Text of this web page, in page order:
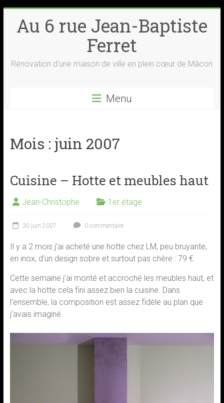
content
Au 6 rue Jean-Baptiste
Ferret
Rénovation d'une maison de ville en plein cœur de Mâcon
Menu
Mois : juin 2007
Cuisine – Hotte et meubles haut
Jean-Christophe 1er étage
30 juin 2007 0 commentaire
Il y a 2 mois j’ai acheté une hotte chez LM, peu bruyante,
en inox, d’un design sobre et surtout pas chère : 79 €.
Cette semaine j’ai monté et accroché les meubles haut, et
avec la hotte cela fini assez bien la cuisine. Dans
l’ensemble, la composition est assez fidèle au plan que
j’avais imaginé.